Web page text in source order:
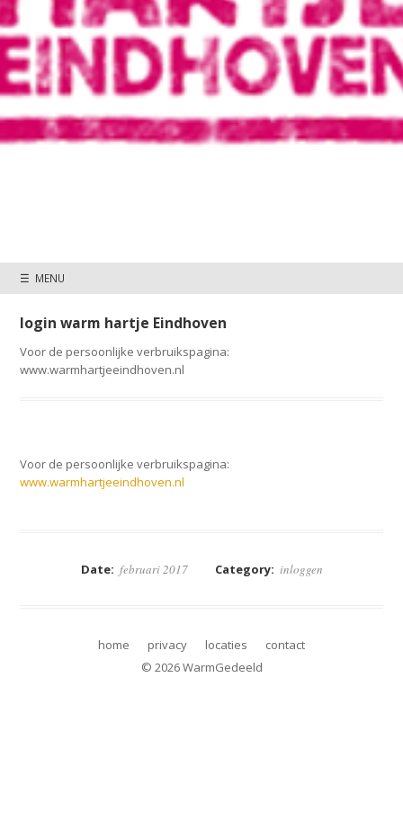
☰ MENU
login warm hartje Eindhoven
Voor de persoonlijke verbruikspagina:
www.warmhartjeeindhoven.nl
Voor de persoonlijke verbruikspagina:
www.warmhartjeeindhoven.nl
Date: februari 2017 Category: inloggen
home privacy locaties
contact
© 2026 WarmGedeeld
login 100hoog
Rotterdam
login warm heren
van Breda